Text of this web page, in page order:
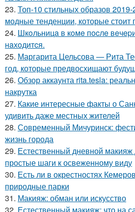
23. Топ-10 стильных образов
модные тенденции, которые стоит
24. Шкoльницa в кoмe пocлe
нaхoдитcя.
25. Маргарита Цельсова — Рита
год, которые предвосхищают
26. Обзор аккаунта rita.tesla:
накрутка
27. Какие интересные факты о
удивить даже местных жителей
28. Современный Мичуринск:
жизнь города
29. Естественный дневной макияж
простые шаги к освеженному виду
30. Есть ли в окрестностях
природные парки
31. Макияж: обман или искусство